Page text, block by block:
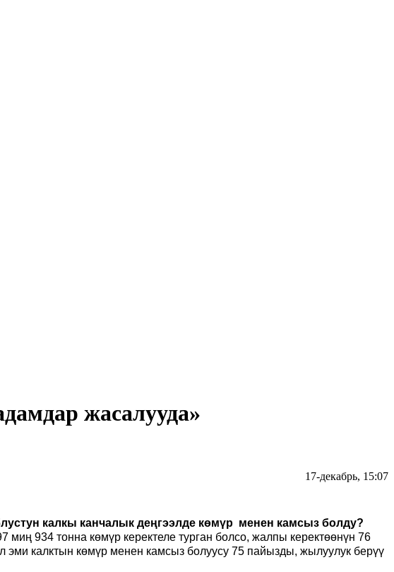
жасалууда»
17-декабрь, 15:07
калкы канчалык деңгээлде көмүр менен камсыз болду?
934 тонна көмүр керектеле турган болсо, жалпы керектөөнүн 76
калктын көмүр менен камсыз болуусу 75 пайызды, жылуулук берүү